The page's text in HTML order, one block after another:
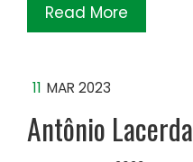
Read More
11 MAR 2023
Antônio Lacerda